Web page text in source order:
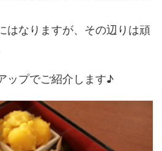
はなりますが、その辺りは頑
ップでご紹介します♪